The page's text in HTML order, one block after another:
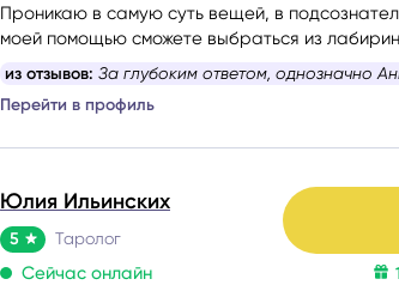
Проникаю в самую суть вещей, в
моей помощью сможете выбраться из
какой вопрос задать, – помогу вам с
найдёте путь к себе.
из отзывов: Анну рекомендую как чуткого,
Перейти в профиль
Юлия Ильинских
5 Таролог
Сейчас онлайн